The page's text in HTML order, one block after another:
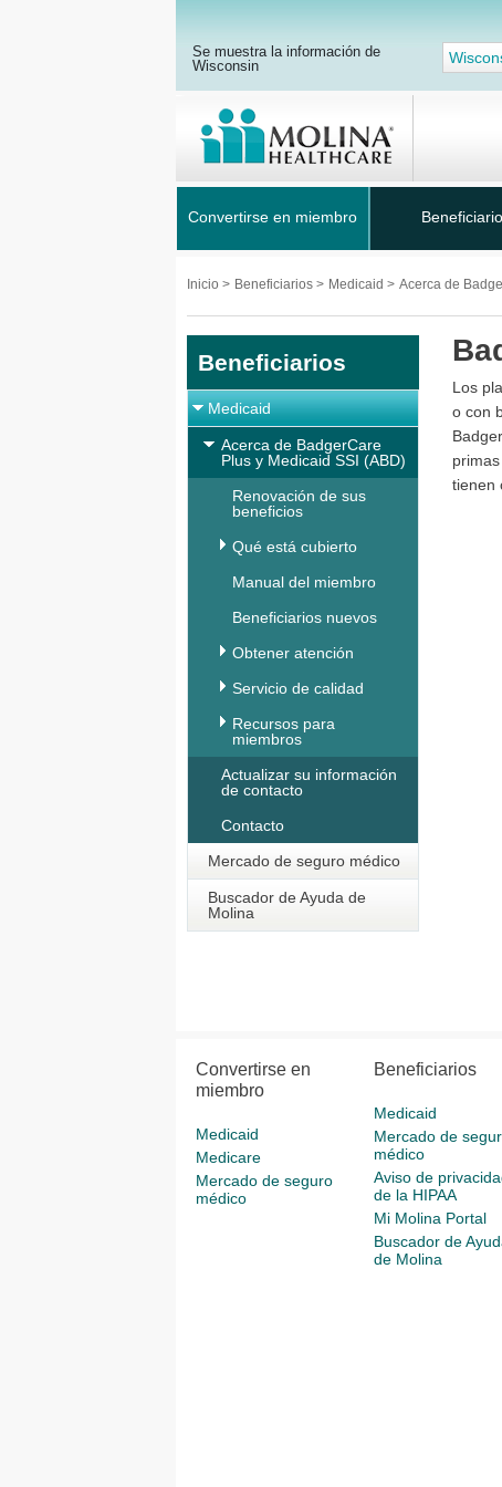
Se muestra la información de
Wisconsin
Convertirse en miembro
Inicio > Beneficiarios > Medicaid > Acerca de
Beneficiarios
Medicaid
Acerca de BadgerCare
Plus y Medicaid SSI (ABD)
Renovación de sus
beneficios
Qué está cubierto
Manual del miembro
Beneficiarios nuevos
Obtener atención
Servicio de calidad
Recursos para
miembros
Actualizar su información
de contacto
Contacto
Mercado de seguro médico
Buscador de Ayuda de
Molina
Los
o con
tienen
Convertirse en
miembro
Medicaid
Medicare
Mercado de seguro
médico
Beneficiarios
Medicaid
Mercado de
médico
Aviso de
de la HIPAA
Mi Molina Portal
Buscador de
de Molina